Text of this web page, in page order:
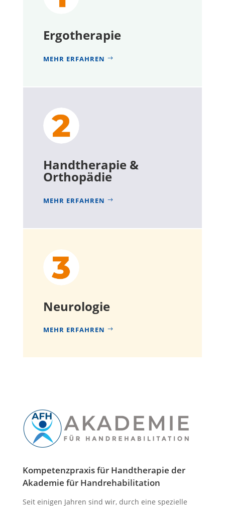
Ergotherapie
MEHR ERFAHREN
Handtherapie &
Orthopädie
MEHR ERFAHREN
Neurologie
MEHR ERFAHREN
Kompetenzpraxis für Handtherapie der
Akademie für Handrehabilitation
Seit einigen Jahren sind wir, durch eine spezielle